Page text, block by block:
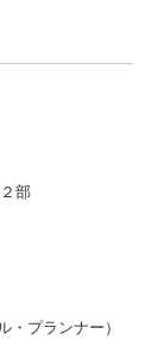
部
プランナー）